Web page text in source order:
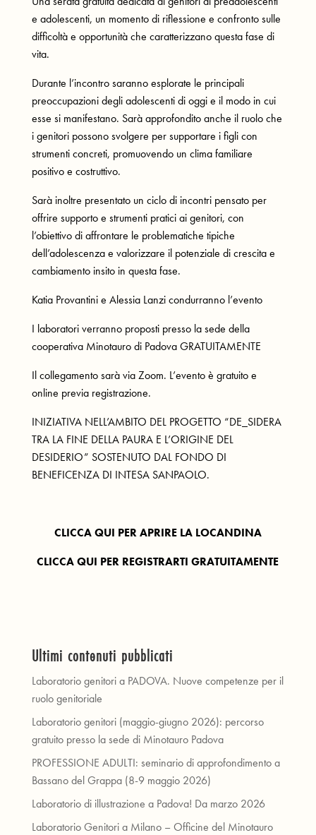
e adolescenti, un momento di riflessione e confronto sulle
difficoltà e opportunità che caratterizzano questa fase di
vita.
Durante l’incontro saranno esplorate le principali
preoccupazioni degli adolescenti di oggi e il modo in cui
esse si manifestano. Sarà approfondito anche il ruolo che
i genitori possono svolgere per supportare i figli con
strumenti concreti, promuovendo un clima familiare
positivo e costruttivo.
Sarà inoltre presentato un ciclo di incontri pensato per
offrire supporto e strumenti pratici ai genitori, con
l’obiettivo di affrontare le problematiche tipiche
dell’adolescenza e valorizzare il potenziale di crescita e
cambiamento insito in questa fase.
Katia Provantini e Alessia Lanzi condurranno l’evento
I laboratori verranno proposti presso la sede della
cooperativa Minotauro di Padova GRATUITAMENTE
Il collegamento sarà via Zoom. L’evento è gratuito e
online previa registrazione.
INIZIATIVA NELL’AMBITO DEL PROGETTO “DE_SIDERA
TRA LA FINE DELLA PAURA E L’ORIGINE DEL
DESIDERIO” SOSTENUTO DAL FONDO DI
BENEFICENZA DI INTESA SANPAOLO.
CLICCA QUI PER APRIRE LA LOCANDINA
CLICCA QUI PER REGISTRARTI GRATUITAMENTE
Ultimi contenuti pubblicati
Laboratorio genitori a PADOVA. Nuove competenze per il
ruolo genitoriale
Laboratorio genitori (maggio-giugno 2026): percorso
gratuito presso la sede di Minotauro Padova
PROFESSIONE ADULTI: seminario di approfondimento a
Bassano del Grappa (8-9 maggio 2026)
Laboratorio di illustrazione a Padova! Da marzo 2026
Laboratorio Genitori a Milano – Officine del Minotauro